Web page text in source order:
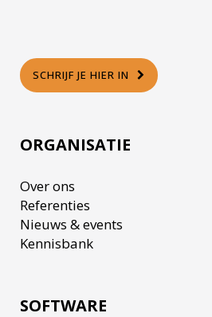
SCHRIJF JE HIER IN
ORGANISATIE
Over ons
Referenties
Nieuws & events
Kennisbank
SOFTWARE